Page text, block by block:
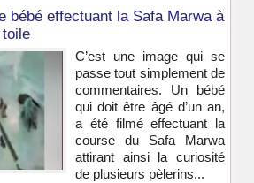
bébé effectuant la Safa Marwa à
toile
C’est une image qui se
passe tout simplement de
commentaires. Un bébé
qui doit être âgé d’un an,
a été filmé effectuant la
course du Safa Marwa
attirant ainsi la curiosité
de plusieurs pèlerins...